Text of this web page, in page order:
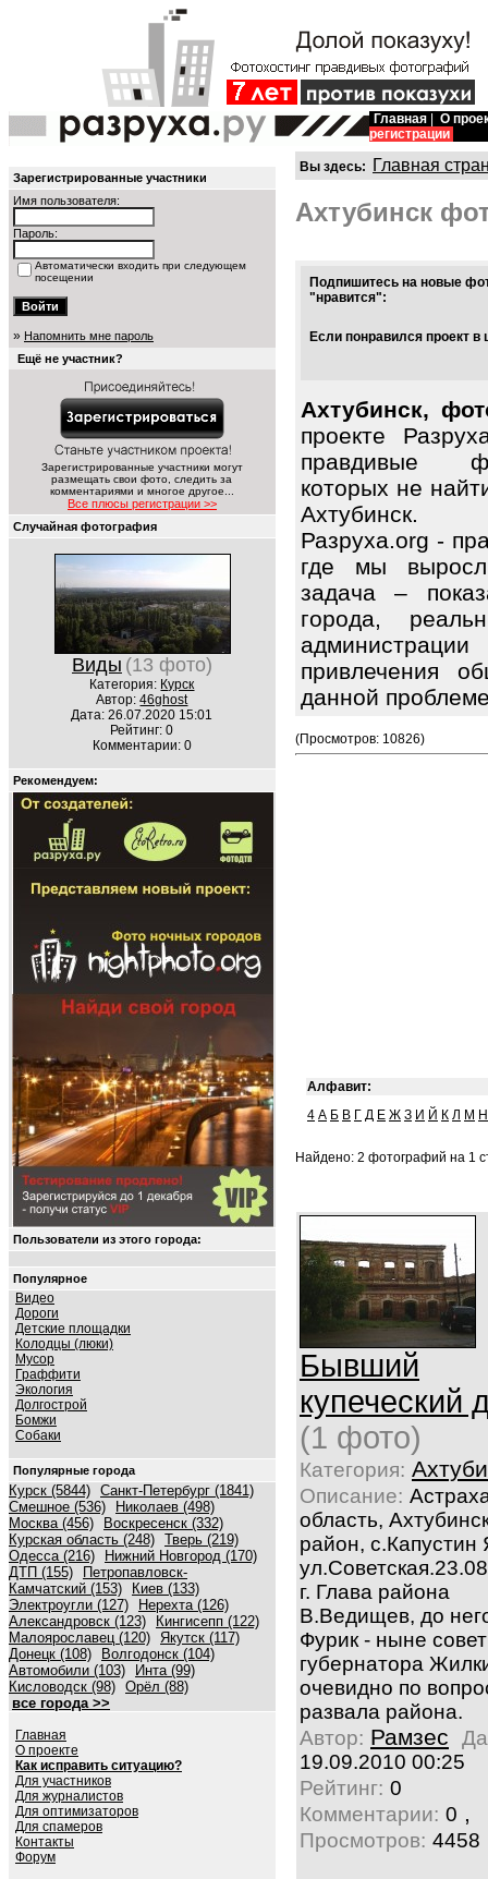
Главная
О
регистрации
Зарегистрированные участники
Имя пользователя:
Пароль:
Автоматически входить при следующем
посещении
» Напомнить мне пароль
Ещё не участник?
Зарегистрированные участники могут
размещать свои фото, следить за
комментариями и многое другое...
Все плюсы регистрации >>
Случайная фотография
Виды (13 фото)
Категория: Курск
Автор:46ghost
Дата: 26.07.2020 15:01
Рейтинг: 0
Комментарии: 0
Рекомендуем:
Пользователи из этого города:
Популярное
Видео
Дороги
Детские площадки
Колодцы (люки)
Мусор
Граффити
Экология
Долгострой
Бомжи
Собаки
Популярные города
Курск (5844) Санкт-Петербург (1841)
Смешное (536)
Николаев (498)
Москва (456)
Воскресенск (332)
Курская область (248) Тверь (219)
Одесса (216)
Нижний Новгород (170)
ДТП (155)
Петропавловск-
Камчатский (153)
Киев (133)
Электроугли (127)
Нерехта (126)
Александровск (123)
Кингисепп (122)
Малоярославец (120) Якутск (117)
Донецк (108)
Волгодонск (104)
Автомобили (103)
Инта (99)
Кисловодск (98) Орёл (88)
все города >>
Главная
О проекте
Как исправить ситуацию?
Для участников
Для журналистов
Для оптимизаторов
Для спамеров
Контакты
Форум
Вы здесь: Главная
Ахтубинск
Подпишитесь на новые
"нравится":
Если понравился проект
Ахтубинск,
проекте
правдивые
которых не
Ахтубинск.
Разруха.org -
где мы
задача –
города,
привлечения
данной
(Просмотров: 10826)
Алфавит:
4 А Б В Г Д Е Ж З И Й К Л М Н
Найдено: 2 фотографий на 1
Бывший
купеческий
(1 фото)
Категория:
Описание:
область,
район, с.Капустин
г. Глава района
В.Ведищев, до
Фурик - ныне
губернатора
очевидно по
развала района.
Автор: Рамзес
19.09.2010 00:25
Рейтинг: 0
Комментарии: 0 ,
Просмотров: 4458